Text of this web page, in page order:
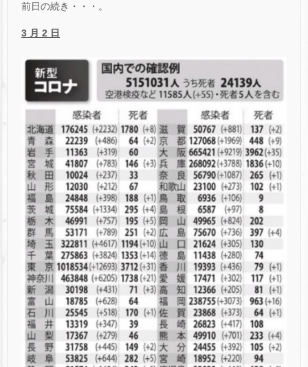
前日の続き・・・。
3 月 2 日